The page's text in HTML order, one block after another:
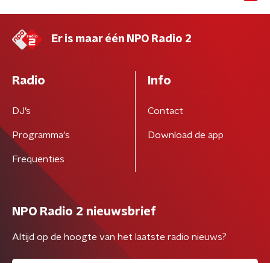
Er is maar één NPO Radio 2
Radio
DJ’s
Programma's
Frequenties
Info
Contact
Download de app
NPO Radio 2 nieuwsbrief
Altijd op de hoogte van het laatste radio nieuws?